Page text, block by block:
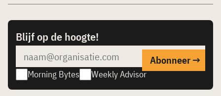
Blijf op de hoogte!
Morning Bytes Weekly Advisor